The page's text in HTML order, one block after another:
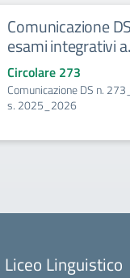
Comunicazione
esami integrativi
Circolare 273
Comunicazione DS n.
s. 2025_2026
Linguistico